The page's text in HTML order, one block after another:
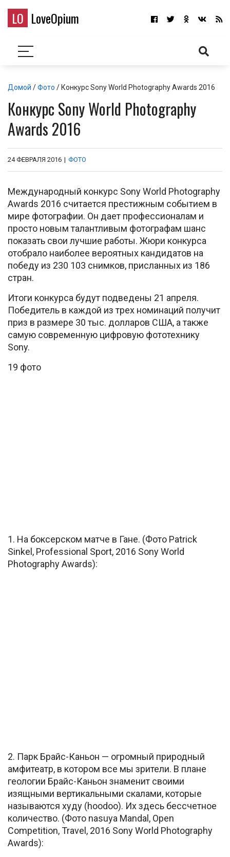
LO LoveOpium
Домой /Фото / Конкурс Sony World Photography Awards 2016
Конкурс Sony World Photography
Awards 2016
24 ФЕВРАЛЯ 2016 | ФОТО
Международный конкурс Sony World Photography
Awards 2016 считается престижным событием в
мире фотографии. Он дает профессионалам и
просто новым талантливым фотографам шанс
показать свои лучшие работы. Жюри конкурса
отобрало наиболее вероятных кандидатов на
победу из 230 103 снимков, присланных из 186
стран.
Итоги конкурса будут подведены 21 апреля.
Победитель в каждой из трех номинаций получит
приз в размере 30 тыс. долларов США, а также
самую современную цифровую фототехнику
Sony.
19 фото
1. На боксерском матче в Гане. (Фото Patrick
Sinkel, Professional Sport, 2016 Sony World
Photography Awards):
2. Парк Брайс-Каньон — огромный природный
амфитеатр, в котором все мы зрители. В плане
геологии Брайс-Каньон знаменит своими
изящными вертикальными скалами, которые
называются худу (hoodoo). Их здесь бессчетное
количество. (Фото nasuya Mandal, Open
Competition, Travel, 2016 Sony World Photography
Awards):